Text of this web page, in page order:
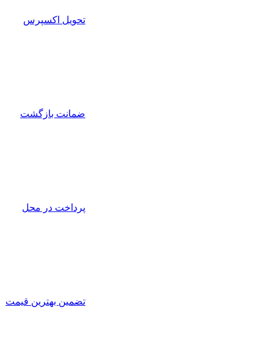
تحویل اکسپرس
ضمانت بازگشت
پرداخت در محل
تضمین بهترین قیمت